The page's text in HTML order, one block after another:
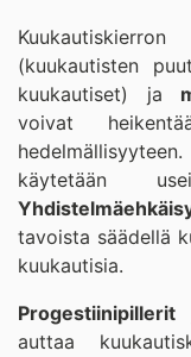
(kuukautisten
kuukautiset) ja
voivat
käytetään
tavoista säädellä
kuukautisia.
Progestiinipillerit
auttaa